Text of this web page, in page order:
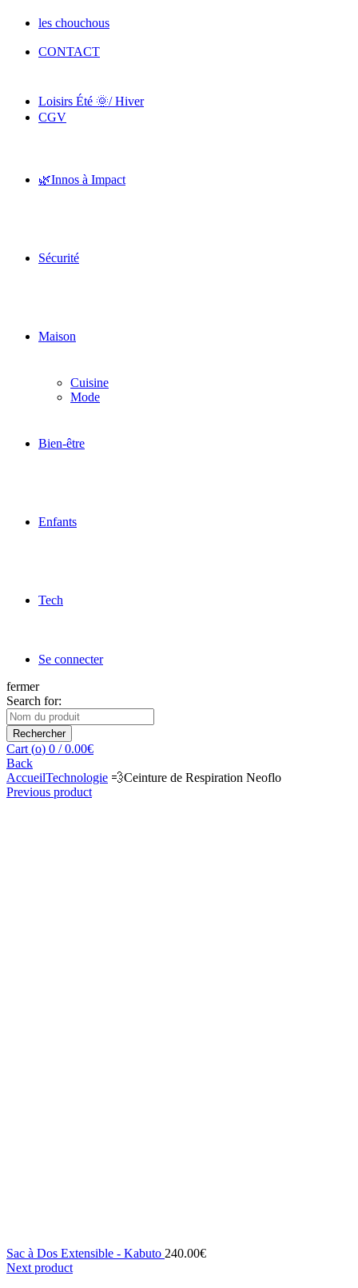
CONTACT
CGV
les chouchous
Loisirs Été 🌞/ Hiver
🌿Innos à Impact
Sécurité
Maison
Cuisine
Mode
Bien-être
Enfants
Tech
Se connecter
fermer
Search for:
Rechercher
Cart (o) 0 / 0.00€
Back
AccueilTechnologie 💨Ceinture de Respiration Neoflo
Previous product
Sac à Dos Extensible - Kabuto 240.00€
Next product